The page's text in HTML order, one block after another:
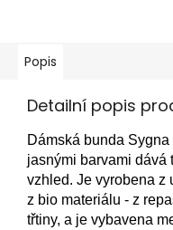
Popis
Detailní popis
Dámská bunda
jasnými barvami dává
vzhled. Je vyrobena z
z bio materiálu - z
třtiny, a je vybavena